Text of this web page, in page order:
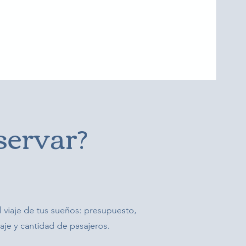
de tus sueños: presupuesto,
y cantidad de pasajeros.